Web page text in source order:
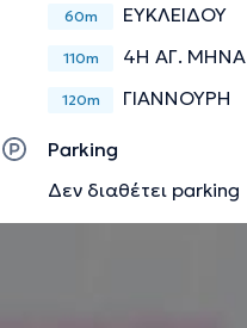
60m ΕΥΚΛΕΙΔΟΥ
110m 4Η ΑΓ. ΜΗΝΑ
120m ΓΙΑΝΝΟΥΡΗ
Parking
Δεν διαθέτει parking